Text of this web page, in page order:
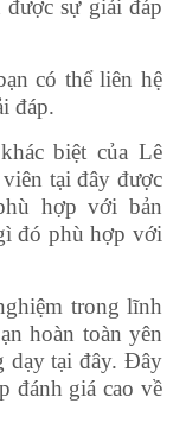
sự giải đáp
có thể liên hệ
đáp.
biệt của Lê
tại đây được
hợp với bản
đó phù hợp với
trong lĩnh
hoàn toàn yên
dạy tại đây. Đây
đánh giá cao về